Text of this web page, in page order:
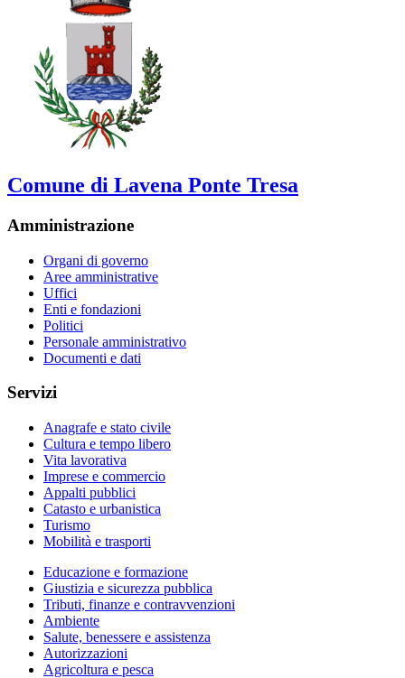
Comune di Lavena Ponte Tresa
Amministrazione
Organi di governo
Aree amministrative
Uffici
Enti e fondazioni
Politici
Personale amministrativo
Documenti e dati
Servizi
Anagrafe e stato civile
Cultura e tempo libero
Vita lavorativa
Imprese e commercio
Appalti pubblici
Catasto e urbanistica
Turismo
Mobilità e trasporti
Educazione e formazione
Giustizia e sicurezza pubblica
Tributi, finanze e contravvenzioni
Ambiente
Salute, benessere e assistenza
Autorizzazioni
Agricoltura e pesca